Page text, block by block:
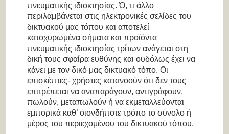
πνευματικής ιδιοκτησίας. Ό, τι άλλο
περιλαμβάνεται στις ηλεκτρονικές σελίδες του
δικτυακού μας τόπου και αποτελεί
κατοχυρωμένα σήματα και προϊόντα
πνευματικής ιδιοκτησίας τρίτων ανάγεται στη
δική τους σφαίρα ευθύνης και ουδόλως έχει να
κάνει με τον δικό μας δικτυακό τόπο. Οι
επισκέπτες- χρήστες κατανοούν ότι δεν τους
επιτρέπεται να αναπαράγουν, αντιγράφουν,
πωλούν, μεταπωλούν ή να εκμεταλλεύονται
εμπορικά καθ’ οιονδήποτε τρόπο το σύνολο ή
μέρος του περιεχομένου του δικτυακού τόπου.